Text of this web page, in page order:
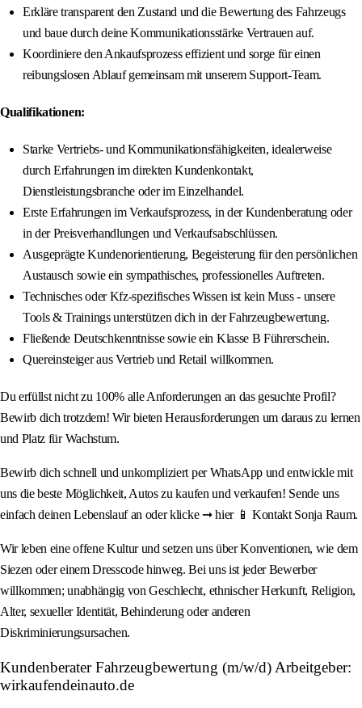
Erkläre transparent den Zustand und die Bewertung des Fahrzeugs
und baue durch deine Kommunikationsstärke Vertrauen auf.
Koordiniere den Ankaufsprozess effizient und sorge für einen
reibungslosen Ablauf gemeinsam mit unserem Support-Team.
Qualifikationen:
Starke Vertriebs- und Kommunikationsfähigkeiten, idealerweise
durch Erfahrungen im direkten Kundenkontakt,
Dienstleistungsbranche oder im Einzelhandel.
Erste Erfahrungen im Verkaufsprozess, in der Kundenberatung oder
in der Preisverhandlungen und Verkaufsabschlüssen.
Ausgeprägte Kundenorientierung, Begeisterung für den persönlichen
Austausch sowie ein sympathisches, professionelles Auftreten.
Technisches oder Kfz-spezifisches Wissen ist kein Muss - unsere
Tools & Trainings unterstützen dich in der Fahrzeugbewertung.
Fließende Deutschkenntnisse sowie ein Klasse B Führerschein.
Quereinsteiger aus Vertrieb und Retail willkommen.
Du erfüllst nicht zu 100% alle Anforderungen an das gesuchte Profil?
Bewirb dich trotzdem! Wir bieten Herausforderungen um daraus zu lernen
und Platz für Wachstum.
Bewirb dich schnell und unkompliziert per WhatsApp und entwickle mit
uns die beste Möglichkeit, Autos zu kaufen und verkaufen! Sende uns
einfach deinen Lebenslauf an oder klicke ➞ hier 📱 Kontakt Sonja Raum.
Wir leben eine offene Kultur und setzen uns über Konventionen, wie dem
Siezen oder einem Dresscode hinweg. Bei uns ist jeder Bewerber
willkommen; unabhängig von Geschlecht, ethnischer Herkunft, Religion,
Alter, sexueller Identität, Behinderung oder anderen
Diskriminierungsursachen.
Kundenberater Fahrzeugbewertung (m/w/d) Arbeitgeber:
wirkaufendeinauto.de